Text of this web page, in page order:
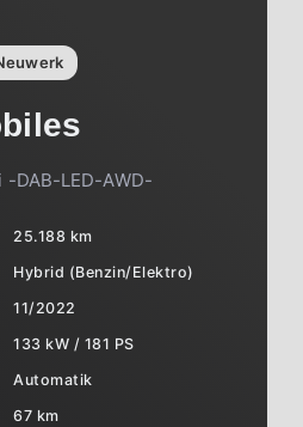
-DAB-LED-AWD-
25.188 km
Hybrid (Benzin/Elektro)
11/2022
133 kW / 181 PS
Automatik
67 km